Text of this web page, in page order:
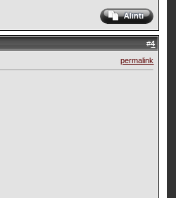
#4
permalink